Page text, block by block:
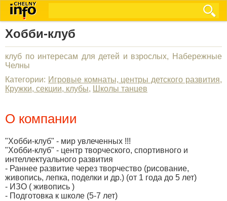
Хобби-клуб
клуб по интересам для детей и взрослых, Набережные
Челны
Категории: Игровые комнаты, центры детского развития,
Кружки, секции, клубы, Школы танцев
О компании
"Хобби-клуб" - мир увлеченных !!!
"Хобби-клуб" - центр творческого, спортивного и
интеллектуального развития
- Раннее развитие через творчество (рисование,
живопись, лепка, поделки и др.) (от 1 года до 5 лет)
- ИЗО ( живопись )
- Подготовка к школе (5-7 лет)